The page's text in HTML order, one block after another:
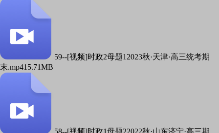
59--[视频]时政2母题12023秋·天津·高三统考期
末.mp415.71MB
58--[视频]时政1母题22022秋·山东济宁·高三期